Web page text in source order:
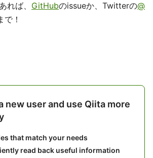
れば、 GitHubのissueか、Twitterの@
で！
new user and use Qiita more
that match your needs
read back useful information